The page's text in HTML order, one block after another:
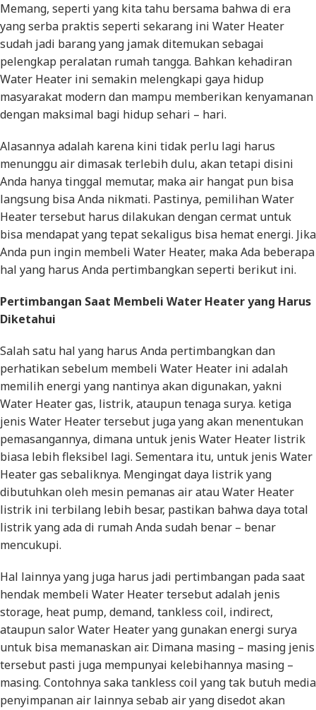
Memang, seperti yang kita tahu bersama bahwa di era
yang serba praktis seperti sekarang ini Water Heater
sudah jadi barang yang jamak ditemukan sebagai
pelengkap peralatan rumah tangga. Bahkan kehadiran
Water Heater ini semakin melengkapi gaya hidup
masyarakat modern dan mampu memberikan kenyamanan
dengan maksimal bagi hidup sehari – hari.
Alasannya adalah karena kini tidak perlu lagi harus
menunggu air dimasak terlebih dulu, akan tetapi disini
Anda hanya tinggal memutar, maka air hangat pun bisa
langsung bisa Anda nikmati. Pastinya, pemilihan Water
Heater tersebut harus dilakukan dengan cermat untuk
bisa mendapat yang tepat sekaligus bisa hemat energi. Jika
Anda pun ingin membeli Water Heater, maka Ada beberapa
hal yang harus Anda pertimbangkan seperti berikut ini.
Pertimbangan Saat Membeli Water Heater yang Harus
Diketahui
Salah satu hal yang harus Anda pertimbangkan dan
perhatikan sebelum membeli Water Heater ini adalah
memilih energi yang nantinya akan digunakan, yakni
Water Heater gas, listrik, ataupun tenaga surya. ketiga
jenis Water Heater tersebut juga yang akan menentukan
pemasangannya, dimana untuk jenis Water Heater listrik
biasa lebih fleksibel lagi. Sementara itu, untuk jenis Water
Heater gas sebaliknya. Mengingat daya listrik yang
dibutuhkan oleh mesin pemanas air atau Water Heater
listrik ini terbilang lebih besar, pastikan bahwa daya total
listrik yang ada di rumah Anda sudah benar – benar
mencukupi.
Hal lainnya yang juga harus jadi pertimbangan pada saat
hendak membeli Water Heater tersebut adalah jenis
storage, heat pump, demand, tankless coil, indirect,
ataupun salor Water Heater yang gunakan energi surya
untuk bisa memanaskan air. Dimana masing – masing jenis
tersebut pasti juga mempunyai kelebihannya masing –
masing. Contohnya saka tankless coil yang tak butuh media
penyimpanan air lainnya sebab air yang disedot akan